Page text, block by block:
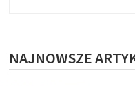
NAJNOWSZE